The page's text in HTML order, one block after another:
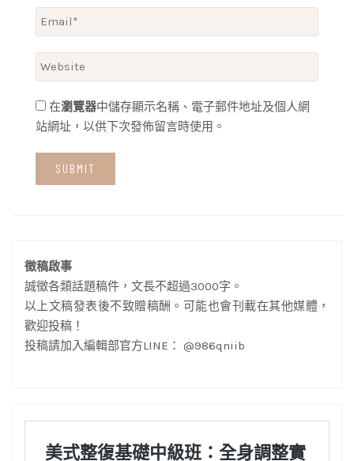
在瀏覽器中儲存顯示名稱、電子郵件地址及個人網
站網址，以供下次發佈留言時使用。
徵稿啟事
誠徵各類話題稿件，文長不超過3000字。
以上文稿發表後不致贈稿酬。可能也會刊載在其他媒體，
歡迎投稿！
投稿請加入編輯部官方LINE： @986qniib